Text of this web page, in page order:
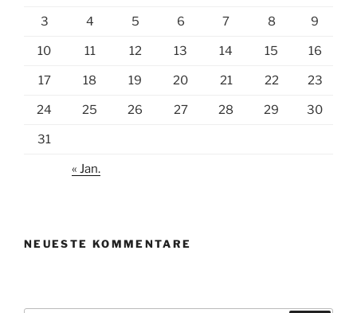
3 4 5 6 7 8 9
10 11 12 13 14 15 16
17 18 19 20 21 22 23
24 25 26 27 28 29 30
31
« Jan.
NEUESTE KOMMENTARE